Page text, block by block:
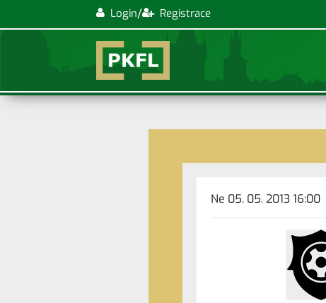
Login/ Registrace
Ne 05. 05. 2013 16:00